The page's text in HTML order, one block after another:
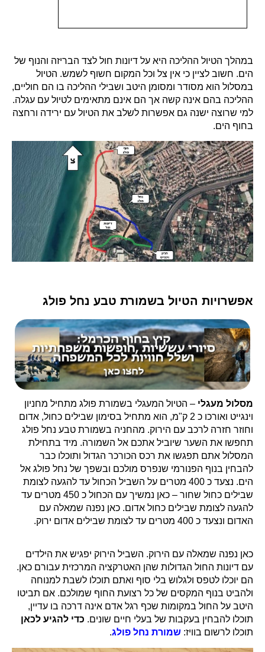
במהלך הטיול ההליכה היא על דיונות חול לצד הבריזה והנוף של
הים. חשוב לציין כי אין צל וכל המקום חשוף לשמש. הטיול
במסלול הוא מסודר ומסומן היטב ושבילי ההליכה בו הם חוליים,
ההליכה בהם אינה קשה אך הם אינם מתאימים לטיול עם עגלה.
למי שרוצה ישנה גם אפשרות לשלב את הטיול עם ירידה ורחצה
בחוף הים.
אפשרויות הטיול בשמורת טבע נחל פולג
מסלול מעגלי – הטיול המעגלי בשמורת פולג מתחיל מחניון
וינגייט ואורכו כ 2 ק"מ, הוא מתחיל בסימון שבילים כחול, אדום
וחוזר חזרה לרכב עם הירוק. מהחניה בשמורת טבע נחל פולג
תחפשו את השער שיוביל אתכם אל השמורה. מיד בתחילת
המסלול אתם תפגשו את רכס הכורכר הגדול ותוכלו כבר
להבחין בנוף הפנורמי שנפרס מולכם ובשפך של נחל פולג אל
הים. נצעד כ 400 מטרים על השביל הכחול עד להגעה לצומת
שבילים כחול שחור – כאן נמשיך עם הכחול כ 450 מטרים עד
להגעה לצומת שבילים כחול אדום. כאן נפנה שמאלה עם
האדום ונצעד כ 400 מטרים עד לצומת שבילים אדום ירוק.
כאן נפנה שמאלה עם הירוק. השביל הירוק יפגיש את הילדים
עם דיונות החול הגדולות שהן האטרקציה המרכזית עבורם כאן.
הם יוכלו לטפס ולגלוש בלי סוף ואתם תוכלו לשבת למנוחה
ולהביט בנוף המקסים של כל רצועת החוף שמולכם. אם תביטו
היטב על החול במקומות שכף רגל אדם אינה דרכה בו עדיין,
תוכלו להבחין בעקבות של בעלי חיים שונים. כדי להגיע לכאן
תוכלו לרשום בוויז: שמורת נחל פולג.